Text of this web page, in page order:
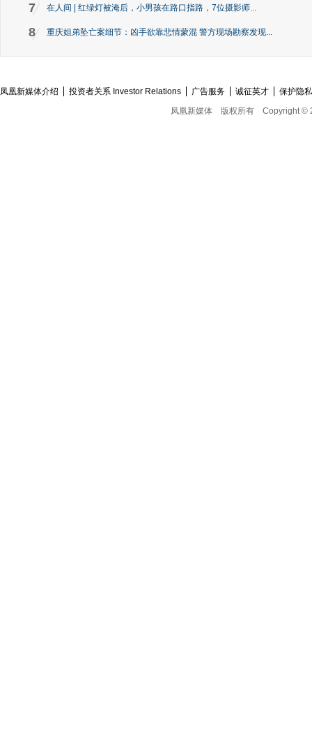
7 在人间 | 红绿灯被淹后，小男孩在路口指路，7位摄影师...
8 重庆姐弟坠亡案细节：凶手欲靠悲情蒙混 警方现场勘察发现...
凤凰新媒体介绍 投资者关系 Investor Relations 广告服务 诚征英才
保护隐
凤凰新媒体
版权所有 Copyright ©